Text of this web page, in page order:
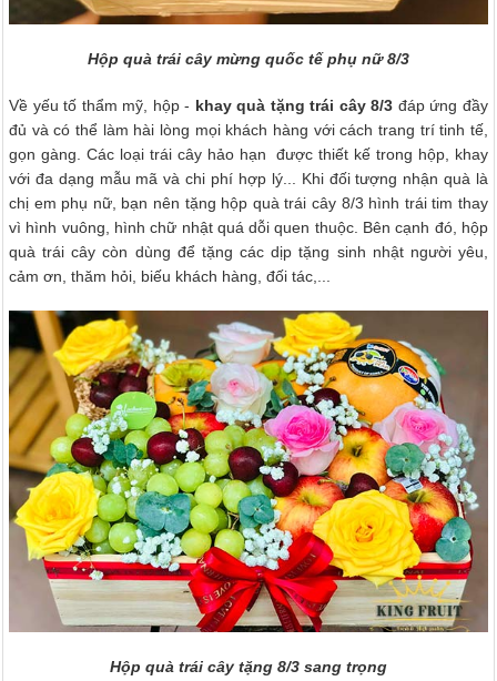
Hộp quà trái cây mừng quốc tế phụ nữ 8/3
Về yếu tố thẩm mỹ, hộp - khay quà tặng trái cây 8/3 đáp ứng đầy
đủ và có thể làm hài lòng mọi khách hàng với cách trang trí tinh tế,
gọn gàng. Các loại trái cây hảo hạn được thiết kế trong hộp, khay
với đa dạng mẫu mã và chi phí hợp lý... Khi đối tượng nhận quà là
chị em phụ nữ, bạn nên tặng hộp quà trái cây 8/3 hình trái tim thay
vì hình vuông, hình chữ nhật quá dỗi quen thuộc. Bên cạnh đó, hộp
quà trái cây còn dùng để tặng các dịp tặng sinh nhật người yêu,
cảm ơn, thăm hỏi, biếu khách hàng, đối tác,...
Hộp quà trái cây tặng 8/3 sang trọng